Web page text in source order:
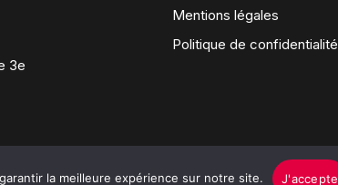
3e
Mentions légales
Politique de confidentialité
la meilleure expérience sur notre site. J'accepte